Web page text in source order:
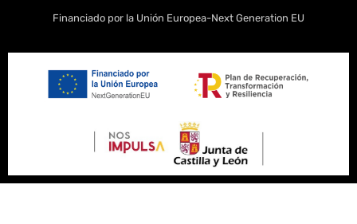
Financiado por la Unión Europea-Next Generation EU